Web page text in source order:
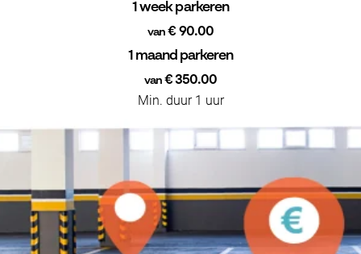
1 week parkeren
van € 90.00
1 maand parkeren
van€ 350.00
Min. duur 1 uur